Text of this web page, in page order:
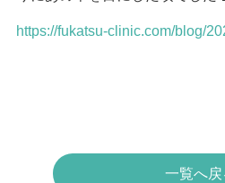
https://fukatsu-clinic.com/blog/
一覧へ戻